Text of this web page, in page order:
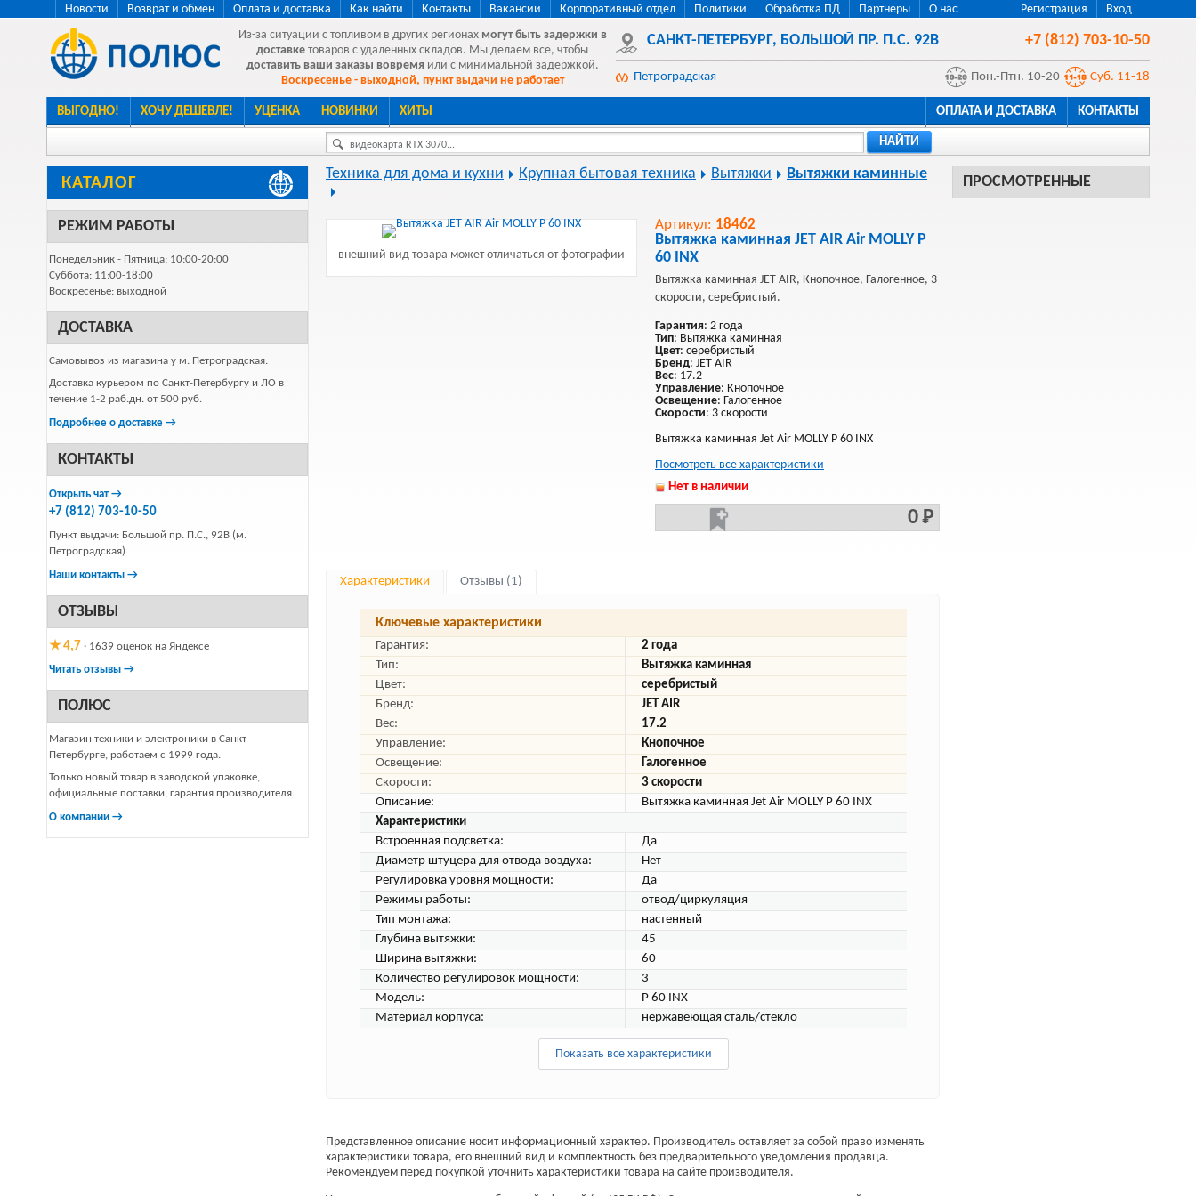
Регистрация Вход
Новости Возврат и обмен Оплата и доставка Как найти Контакты Вакансии Корпоративный отдел Политики Обработка ПД Партнеры
О нас
Из-за ситуации с топливом в других регионах могут быть задержки в
доставке товаров с удаленных складов. Мы делаем все, чтобы
доставить ваши заказы вовремя или с минимальной задержкой.
Воскресенье - выходной, пункт выдачи не работает
САНКТ-ПЕТЕРБУРГ, БОЛЬШОЙ ПР. П.С. 92В +7 (812) 703-10-50
Петроградская Пон.-Птн. 10-20 Суб. 11-18
ВЫГОДНО! ХОЧУ ДЕШЕВЛЕ! УЦЕНКА НОВИНКИ ХИТЫ ОПЛАТА И ДОСТАВКА КОНТАКТЫ
видеокарта RTX 3070... НАЙТИ
КАТАЛОГ
РЕЖИМ РАБОТЫ
Понедельник - Пятница: 10:00-20:00
Суббота: 11:00-18:00
Воскресенье: выходной
ДОСТАВКА
Самовывоз из магазина у м. Петроградская.
Доставка курьером по Санкт-Петербургу и ЛО в
течение 1-2 раб.дн. от 500 руб.
Подробнее о доставке →
КОНТАКТЫ
Открыть чат →
+7 (812) 703-10-50
Пункт выдачи: Большой пр. П.С., 92В (м.
Петроградская)
Наши контакты →
ОТЗЫВЫ
★ 4,7 · 1639 оценок на Яндексе
Читать отзывы →
ПОЛЮС
Магазин техники и электроники в Санкт-
Петербурге, работаем с 1999 года.
Только новый товар в заводской упаковке,
официальные поставки, гарантия производителя.
О компании →
ПРОСМОТРЕННЫЕ
Техника для дома и кухни Крупная бытовая техника Вытяжки Вытяжки каминные
внешний вид товара может отличаться от фотографии
Артикул: 18462
Вытяжка каминная JET AIR Air MOLLY P
60 INX
Вытяжка каминная JET AIR, Кнопочное, Галогенное, 3
скорости, серебристый.
Гарантия: 2 года
Тип: Вытяжка каминная
Цвет: серебристый
Бренд: JET AIR
Вес: 17.2
Управление: Кнопочное
Освещение: Галогенное
Скорости: 3 скорости
Вытяжка каминная Jet Air MOLLY P 60 INX
Посмотреть все характеристики
Нет в наличии
0 Р
Характеристики Отзывы (1)
Ключевые характеристики
Гарантия:
2 года
Тип:
Вытяжка каминная
Цвет:
серебристый
Бренд:
JET AIR
Вес:
17.2
Управление:
Кнопочное
Освещение:
Галогенное
Скорости:
3 скорости
Описание:
Вытяжка каминная Jet Air MOLLY P 60 INX
Характеристики
Встроенная подсветка:
Да
Диаметр штуцера для отвода воздуха:
Нет
Регулировка уровня мощности:
Да
Режимы работы:
отвод/циркуляция
Тип монтажа:
настенный
Глубина вытяжки:
45
Ширина вытяжки:
60
Количество регулировок мощности:
3
Модель:
P 60 INX
Материал корпуса:
нержавеющая сталь/стекло
Показать все характеристики
Представленное описание носит информационный характер. Производитель оставляет за собой право изменять
характеристики товара, его внешний вид и комплектность без предварительного уведомления продавца.
Рекомендуем перед покупкой уточнить характеристики товара на сайте производителя.